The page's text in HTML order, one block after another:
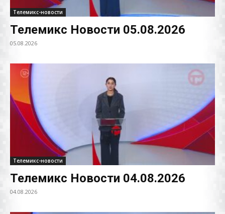
Телемикс-новости
Телемикс Новости 05.08.2026
05.08.2026
Телемикс-новости
Телемикс Новости 04.08.2026
04.08.2026